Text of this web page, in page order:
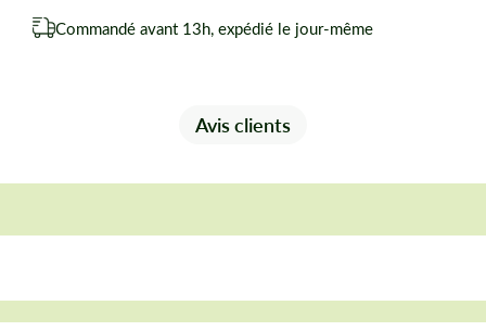
Commandé avant 13h, expédié le jour-même
Avis clients